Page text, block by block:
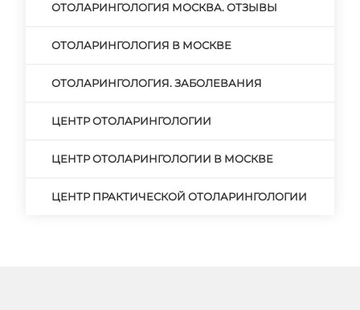
ОТОЛАРИНГОЛОГИЯ МОСКВА. ОТЗЫВЫ
ОТОЛАРИНГОЛОГИЯ В МОСКВЕ
ОТОЛАРИНГОЛОГИЯ. ЗАБОЛЕВАНИЯ
ЦЕНТР ОТОЛАРИНГОЛОГИИ
ЦЕНТР ОТОЛАРИНГОЛОГИИ В МОСКВЕ
ЦЕНТР ПРАКТИЧЕСКОЙ ОТОЛАРИНГОЛОГИИ